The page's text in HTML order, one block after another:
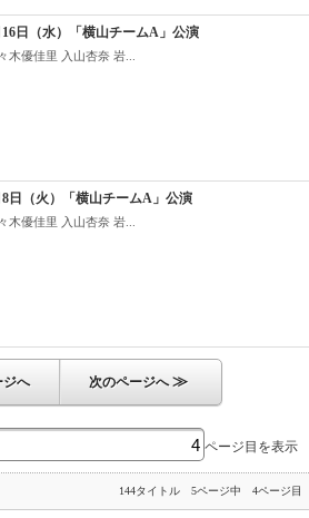
16日（水）「横山チームA」公演
木優佳里 入山杏奈 岩...
8日（火）「横山チームA」公演
木優佳里 入山杏奈 岩...
ジへ 次のページへ≫
ページ目を表示
144タイトル 5ページ中 4ページ目